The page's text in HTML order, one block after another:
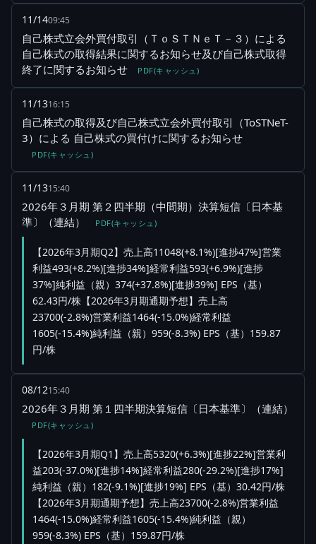
11/1409:45
自己株式立会外買付取引（ＴｏＳＴＮｅＴ－３）による
自己株式の取得結果に関するお知らせ及び自己株式取得
終了に関するお知らせ
PDF(キャッシュ)
11/1316:15
自己株式の取得及び自己株式立会外買付取引（ToSTNeT-
3）による 自己株式の買付けに関するお知らせ
PDF(キャッシュ)
11/1315:40
2026年３月期 第２四半期（中間期）決算短信〔日本基
準〕（連結）
PDF(キャッシュ)
【2026年3月期Q2】売上高11048(+8.1%)[進捗47%]営業
利益493(+8.2%)[進捗34%]経常利益593(+6.9%)[進捗
37%]純利益（親）374(+37.8%)[進捗39%] EPS（基）
62.43円/株【2026年3月期通期予想】売上高
23700(-2.8%)営業利益1464(-15.0%)経常利益
1605(-15.4%)純利益（親）959(-8.3%) EPS（基）159.87
円/株
08/1215:40
2026年３月期 第１四半期決算短信〔日本基準〕（連結）
PDF(キャッシュ)
【2026年3月期Q1】売上高5320(+6.3%)[進捗22%]営業利
益203(-37.0%)[進捗14%]経常利益280(-29.2%)[進捗17%]
純利益（親）182(-9.1%)[進捗19%] EPS（基）30.42円/株
【2026年3月期通期予想】売上高23700(-2.8%)営業利益
1464(-15.0%)経常利益1605(-15.4%)純利益（親）
959(-8.3%) EPS（基）159.87円/株